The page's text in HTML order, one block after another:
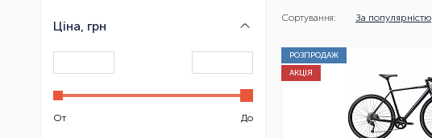
Ціна, грн
От До
Сортування: За популярністю
РОЗПРОДАЖ
АКЦІЯ